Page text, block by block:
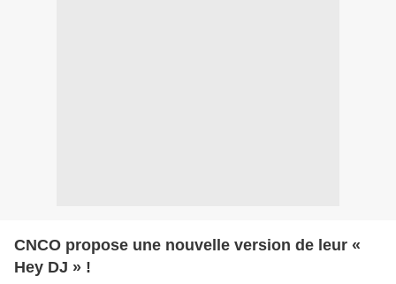
CNCO propose une nouvelle version de leur «
Hey DJ » !